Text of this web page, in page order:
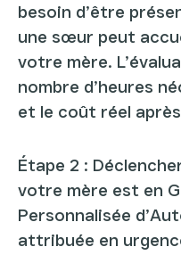
besoin d’être
une sœur peut
votre mère.
nombre d’heures
et le coût réel
Étape 2 :
votre mère est en
Personnalisée
attribuée en